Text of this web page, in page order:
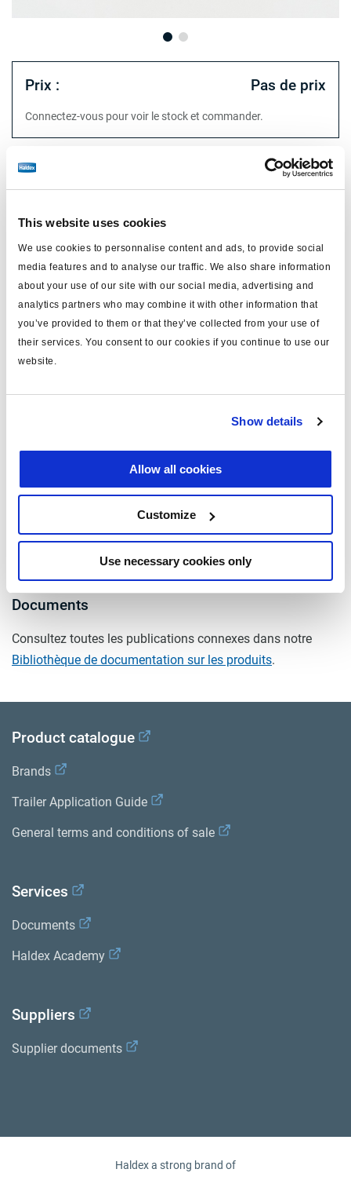
This website uses cookies
We use cookies to personnalise content and ads, to provide social
media features and to analyse our traffic. We also share information
about your use of our site with our social media, advertising and
analytics partners who may combine it with other information that
you’ve provided to them or that they’ve collected from your use of
their services. You consent to our cookies if you continue to use our
website.
Show details
Allow all cookies
Customize
Use necessary cookies only
Prix : Pas de prix
Connectez-vous pour voir le stock et commander.
type
pour ISO 7638
longueur (m) 14
couleur vert
matériau
y compris broches x5
équipé de fusible
avec connecteur mâle oui
5
Documents
Consultez toutes les publications connexes dans notre
Bibliothèque de documentation sur les produits.
Product catalogue
Brands
Trailer Application Guide
General terms and conditions of sale
Services
Documents
Haldex Academy
Suppliers
Supplier documents
Haldex a strong brand of